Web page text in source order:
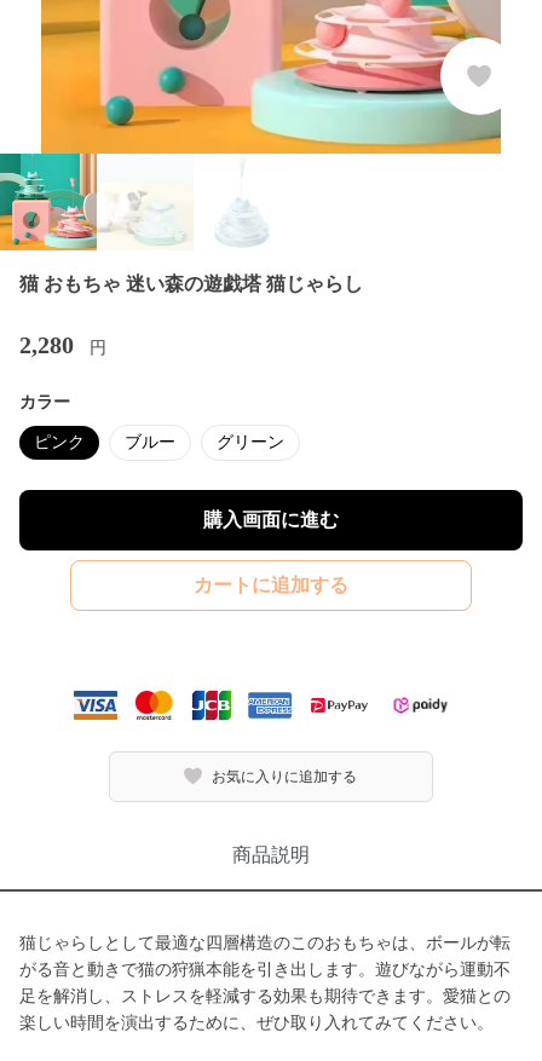
猫 おもちゃ 迷い森の遊戯塔 猫じゃらし
2,280 円
カラー
ピンク ブルー グリーン
購入画面に進む
カートに追加する
お気に入りに追加する
商品説明
猫じゃらしとして最適な四層構造のこのおもちゃは、ボールが転
がる音と動きで猫の狩猟本能を引き出します。遊びながら運動不
足を解消し、ストレスを軽減する効果も期待できます。愛猫との
楽しい時間を演出するために、ぜひ取り入れてみてください。